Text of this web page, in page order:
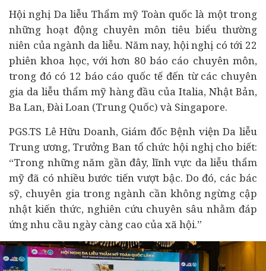
Hội nghị Da liễu Thẩm mỹ Toàn quốc là một trong
những hoạt động chuyên môn tiêu biểu thường
niên của ngành da liễu. Năm nay, hội nghị có tới 22
phiên khoa học, với hơn 80 báo cáo chuyên môn,
trong đó có 12 báo cáo quốc tế đến từ các chuyên
gia da liễu thẩm mỹ hàng đầu của Italia, Nhật Bản,
Ba Lan, Đài Loan (Trung Quốc) và Singapore.
PGS.TS Lê Hữu Doanh, Giám đốc Bệnh viện Da liễu
Trung ương, Trưởng Ban tổ chức hội nghị cho biết:
“Trong những năm gần đây, lĩnh vực da liễu thẩm
mỹ đã có nhiều bước tiến vượt bậc. Do đó, các bác
sỹ, chuyên gia trong ngành cần không ngừng cập
nhật kiến thức, nghiên cứu chuyên sâu nhằm đáp
ứng nhu cầu ngày càng cao của xã hội.”